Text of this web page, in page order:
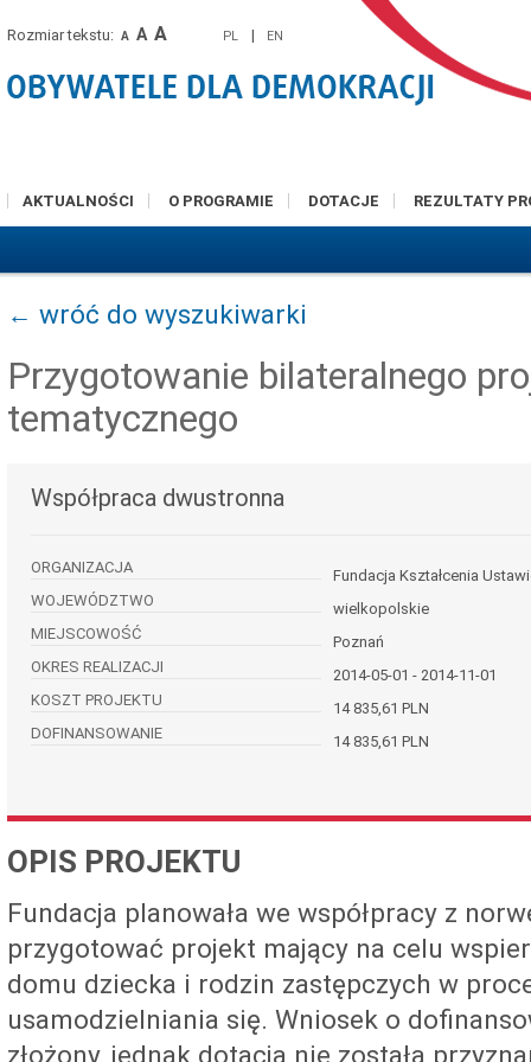
Rozmiar tekstu: A A A PL | EN
AKTUALNOŚCI O PROGRAMIE DOTACJE REZULTATY
← wróć do wyszukiwarki
Przygotowanie bilateralnego
tematycznego
Współpraca dwustronna
ORGANIZACJA
Fundacja Kształcenia
WOJEWÓDZTWO
wielkopolskie
MIEJSCOWOŚĆ
Poznań
OKRES REALIZACJI
2014-05-01 - 2014-11-01
KOSZT PROJEKTU
14 835,61 PLN
DOFINANSOWANIE
14 835,61 PLN
OPIS PROJEKTU
Fundacja planowała we współpracy z
przygotować projekt mający na celu
domu dziecka i rodzin zastępczych w
usamodzielniania się. Wniosek o
złożony, jednak dotacja nie została